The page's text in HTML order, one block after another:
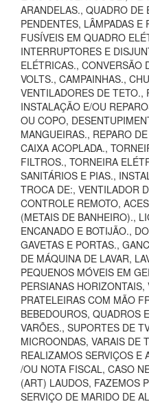
ARANDELAS., QUADRO DE
PENDENTES, LÂMPADAS E
FUSÍVEIS EM QUADRO
INTERRUPTORES E
ELÉTRICAS., CONVERSÃO
VOLTS., CAMPAINHAS.,
VENTILADORES DE TETO.,
INSTALAÇÃO E/OU
OU COPO,
MANGUEIRAS., REPARO
CAIXA ACOPLADA.,
FILTROS., TORNEIRA
SANITÁRIOS E PIAS.,
TROCA DE:, VENTILADOR
CONTROLE REMOTO,
(METAIS DE BANHEIRO).,
ENCANADO E BOTIJÃO.,
GAVETAS E PORTAS.,
DE MÁQUINA DE LAVAR,
PEQUENOS MÓVEIS EM
PERSIANAS
PRATELEIRAS COM MÃO
BEBEDOUROS, QUADROS
VARÕES., SUPORTES DE
MICROONDAS, VARAIS DE
REALIZAMOS SERVIÇOS E
/OU NOTA FISCAL, CASO
(ART) LAUDOS, FAZEMOS
SERVIÇO DE MARIDO DE